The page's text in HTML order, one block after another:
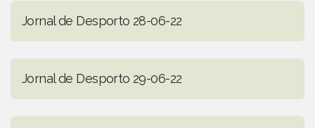
Jornal de Desporto 28-06-22
Jornal de Desporto 29-06-22